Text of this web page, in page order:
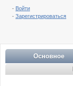
- Войти
- Зарегистрироваться
Основное